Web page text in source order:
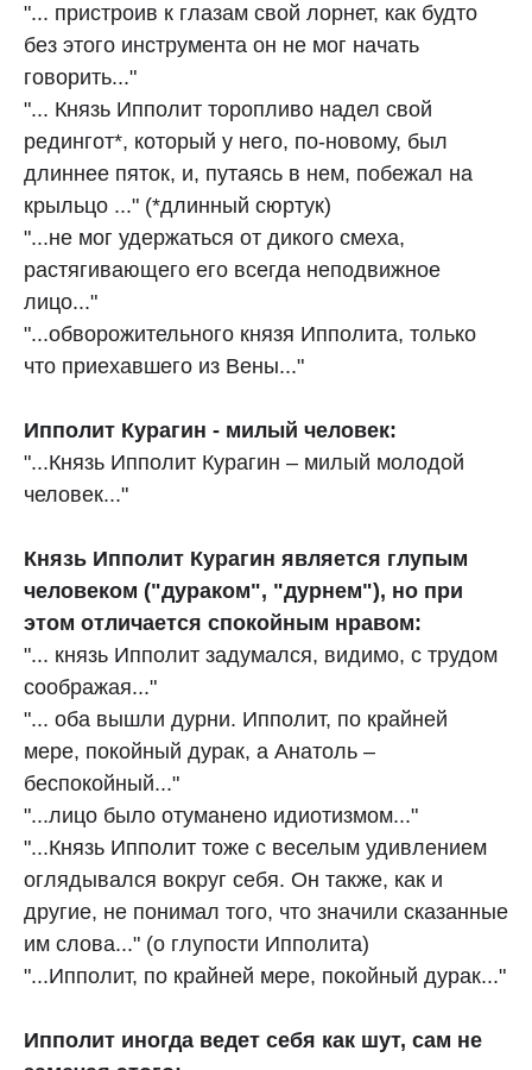
"... пристроив к глазам свой лорнет, как будто
без этого инструмента он не мог начать
говорить..."
"... Князь Ипполит торопливо надел свой
редингот*, который у него, по-новому, был
длиннее пяток, и, путаясь в нем, побежал на
крыльцо ..." (*длинный сюртук)
"...не мог удержаться от дикого смеха,
растягивающего его всегда неподвижное
лицо..."
"...обворожительного князя Ипполита, только
что приехавшего из Вены..."
Ипполит Курагин - милый человек:
"...Князь Ипполит Курагин – милый молодой
человек..."
Князь Ипполит Курагин является глупым
человеком ("дураком", "дурнем"), но при
этом отличается спокойным нравом:
"... князь Ипполит задумался, видимо, с трудом
соображая..."
"... оба вышли дурни. Ипполит, по крайней
мере, покойный дурак, а Анатоль –
беспокойный..."
"...лицо было отуманено идиотизмом..."
"...Князь Ипполит тоже с веселым удивлением
оглядывался вокруг себя. Он также, как и
другие, не понимал того, что значили сказанные
им слова..." (о глупости Ипполита)
"...Ипполит, по крайней мере, покойный дурак..."
Ипполит иногда ведет себя как шут, сам не